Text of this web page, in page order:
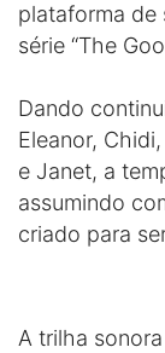
plataforma de
série “The
Dando
Eleanor,
e Janet, a
assumindo
criado para
A trilha